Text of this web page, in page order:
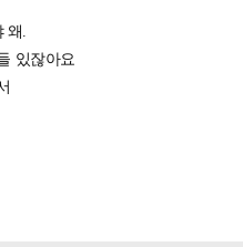
왜.
있잖아요